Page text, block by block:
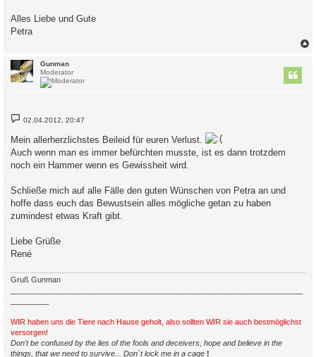
Alles Liebe und Gute
Petra
Gunman
Moderator
B
e
t
r
g
02.04.2012, 20:47
Mein allerherzlichstes Beileid für euren Verlust.
Auch wenn man es immer befürchten musste, ist es dann trotzdem
noch ein Hammer wenn es Gewissheit wird.
Schließe mich auf alle Fälle den guten Wünschen von Petra an und
hoffe dass euch das Bewustsein alles mögliche getan zu haben
zumindest etwas Kraft gibt.
Liebe Grüße
René
Gruß Gunman
WIR haben uns die Tiere nach Hause geholt, also sollten WIR sie auch bestmöglichst
versorgen!
Don't be confused by the lies of the fools and deceivers, hope and believe in the
things, that we need to survive... Don´t lock me in a cage !